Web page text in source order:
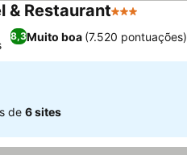
& Restaurant3 Estrelas
8,3Muito boa (7.520 pontuações)
de 6 sites